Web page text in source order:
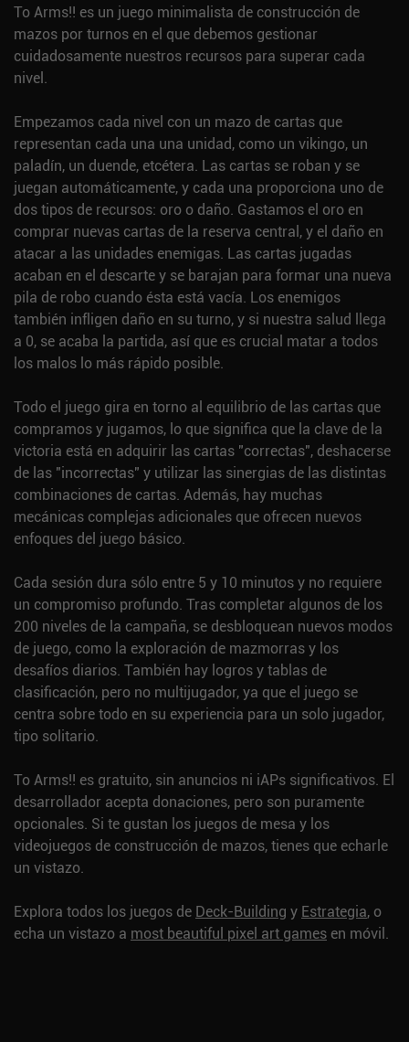
To Arms!! es un juego minimalista de construcción de
mazos por turnos en el que debemos gestionar
cuidadosamente nuestros recursos para superar cada
nivel.
Empezamos cada nivel con un mazo de cartas que
representan cada una una unidad, como un vikingo, un
paladín, un duende, etcétera. Las cartas se roban y se
juegan automáticamente, y cada una proporciona uno de
dos tipos de recursos: oro o daño. Gastamos el oro en
comprar nuevas cartas de la reserva central, y el daño en
atacar a las unidades enemigas. Las cartas jugadas
acaban en el descarte y se barajan para formar una nueva
pila de robo cuando ésta está vacía. Los enemigos
también infligen daño en su turno, y si nuestra salud llega
a 0, se acaba la partida, así que es crucial matar a todos
los malos lo más rápido posible.
Todo el juego gira en torno al equilibrio de las cartas que
compramos y jugamos, lo que significa que la clave de la
victoria está en adquirir las cartas "correctas", deshacerse
de las "incorrectas" y utilizar las sinergias de las distintas
combinaciones de cartas. Además, hay muchas
mecánicas complejas adicionales que ofrecen nuevos
enfoques del juego básico.
Cada sesión dura sólo entre 5 y 10 minutos y no requiere
un compromiso profundo. Tras completar algunos de los
200 niveles de la campaña, se desbloquean nuevos modos
de juego, como la exploración de mazmorras y los
desafíos diarios. También hay logros y tablas de
clasificación, pero no multijugador, ya que el juego se
centra sobre todo en su experiencia para un solo jugador,
tipo solitario.
To Arms!! es gratuito, sin anuncios ni iAPs significativos. El
desarrollador acepta donaciones, pero son puramente
opcionales. Si te gustan los juegos de mesa y los
videojuegos de construcción de mazos, tienes que echarle
un vistazo.
Explora todos los juegos de Deck-Building y Estrategia, o
echa un vistazo a most beautiful pixel art games en móvil.